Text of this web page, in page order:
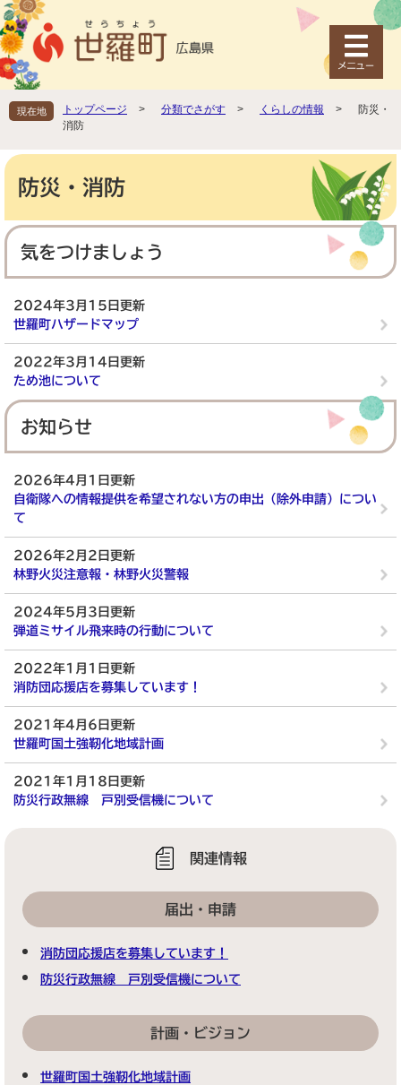
ペ
ー
ジ
の
頭
で
。
メ
ニ
ュ
ー
飛
ば
て
現在地 トップページ > 分類でさがす > くらしの情報 >
防災・
消防
本
防災・消防
気をつけましょう
2024年3月15日更新
世羅町ハザードマップ
2022年3月14日更新
ため池について
お知らせ
2026年4月1日更新
自衛隊への情報提供を希望されない方の申出（除外申請）につい
て
2026年2月2日更新
林野火災注意報・林野火災警報
2024年5月3日更新
弾道ミサイル飛来時の行動について
2022年1月1日更新
消防団応援店を募集しています！
2021年4月6日更新
世羅町国土強靭化地域計画
2021年1月18日更新
防災行政無線 戸別受信機について
関連情報
届出・申請
消防団応援店を募集しています！
防災行政無線 戸別受信機について
計画・ビジョン
世羅町国土強靭化地域計画